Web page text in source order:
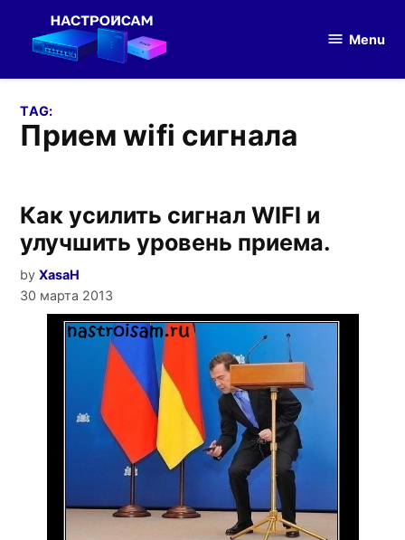
оборудования
Menu
TAG:
прием wifi сигнала
Как усилить сигнал WIFI и
улучшить уровень приема.
by XasaH
30 марта 2013